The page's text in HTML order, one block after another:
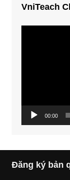
VniTeach
00:00
Đăng ký bản